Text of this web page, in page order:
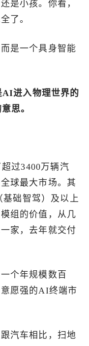
是小孩。你看，
了。
是一个具身智能
进入物理世界的
思。
过3400万辆汽
球最大市场。其
础智驾）及以上
组的价值，从几
家，去年就交付
个年规模数百
愿强的AI终端市
汽车相比，扫地